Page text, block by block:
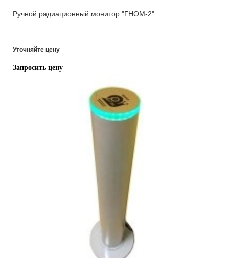
Ручной радиационный монитор "ГНОМ-2"
Уточняйте цену
Запросить цену